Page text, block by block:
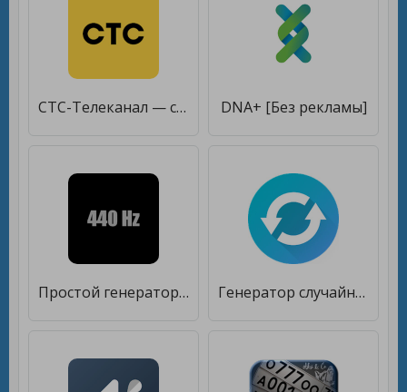
СТС-Телеканал — сериалы онлайн [Без рекламы] DNA+ [Без рекламы]
Простой генератор звука [Unlocked] Генератор случайных чисел [Без рекламы]